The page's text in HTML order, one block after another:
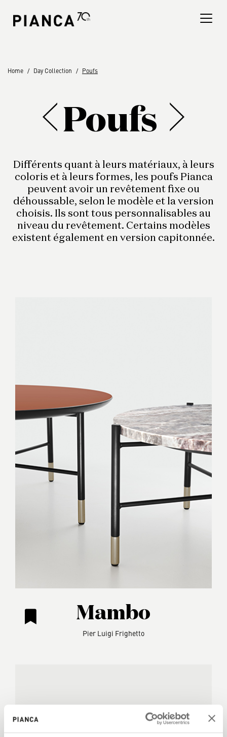
note:
anTrouver un magasin
Home Day Collection Poufs
Poufs
Différents quant à leurs matériaux, à leurs
coloris et à leurs formes, les poufs Pianca
peuvent avoir un revêtement fixe ou
déhoussable, selon le modèle et la version
choisis. Ils sont tous personnalisables au
niveau du revêtement. Certains modèles
existent également en version capitonnée.
Mambo
Pier Luigi Frighetto